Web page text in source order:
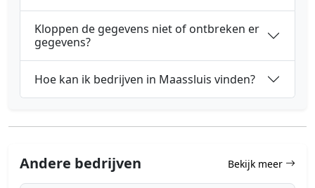
Kloppen de gegevens niet of ontbreken er
gegevens?
Hoe kan ik bedrijven in Maassluis vinden?
Andere bedrijven Bekijk meer